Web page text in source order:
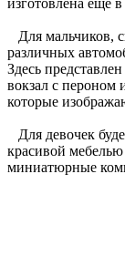
Для мальчиков,
различных
Здесь
вокзал с пероном
которые
Для девочек
красивой
миниатюрные